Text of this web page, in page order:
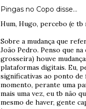
Pingas no Copo disse…
Hum, Hugo, percebo (e tb
Sobre a mudança que
João Pedro. Penso que
grosseira) houve
plataformas digitais. Eu,
significativas ao ponto de
momento, perante uma
mais uma vez, eu tb não
mesmo de haver, gente